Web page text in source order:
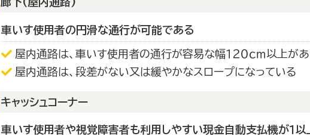
車いす使用者の円滑な通行が可能である
屋内通路は、車いす使用者の通行が容易な幅１２０ｃｍ以上が
屋内通路は、段差がない又は緩やかなスロープになっている
キャッシュコーナー
車いす使用者や視覚障害者も利用しやすい現金自動支払機が１以